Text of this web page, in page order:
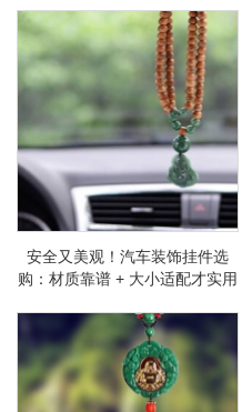
安全又美观！汽车装饰挂件选
购：材质靠谱 + 大小适配才实用